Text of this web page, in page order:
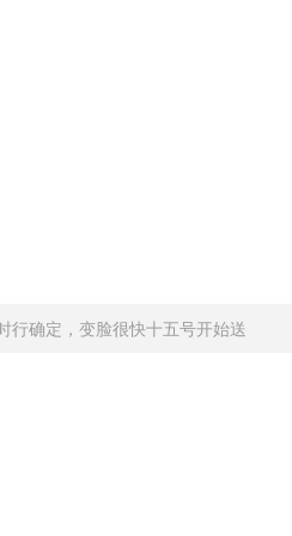
行确定，变脸很快十五号开始送